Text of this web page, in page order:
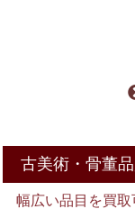
古美術・骨董
幅広い品目を買取